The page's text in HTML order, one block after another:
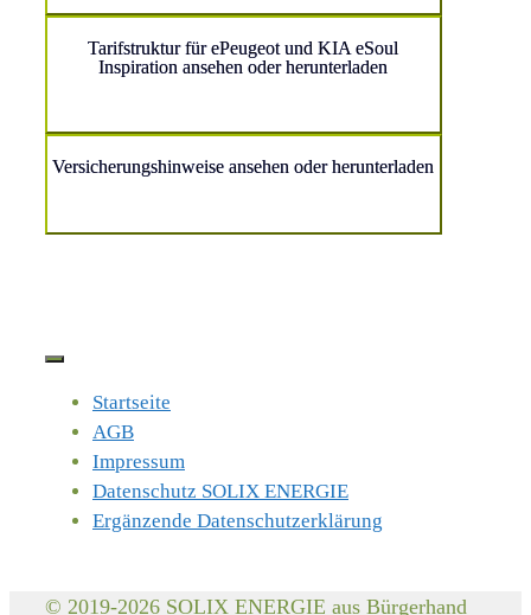
Tarifstruktur für ePeugeot und KIA eSoul
Inspiration ansehen oder herunterladen
Versicherungshinweise ansehen oder herunterladen
Startseite
AGB
Impressum
Datenschutz SOLIX ENERGIE
Ergänzende Datenschutzerklärung
© 2019-2026 SOLIX ENERGIE aus Bürgerhand